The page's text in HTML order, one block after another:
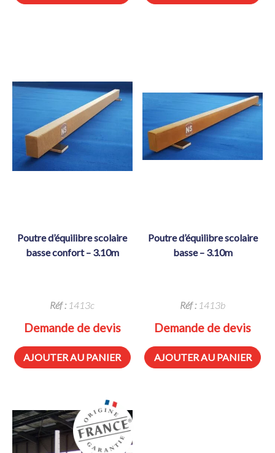
poutre d’équilibre scolaire
basse confort – 3.10m
Réf :1413c
Demande de devis
AJOUTER AU PANIER
poutre d’équilibre scolaire
basse – 3.10m
Réf :1413b
Demande de devis
AJOUTER AU PANIER